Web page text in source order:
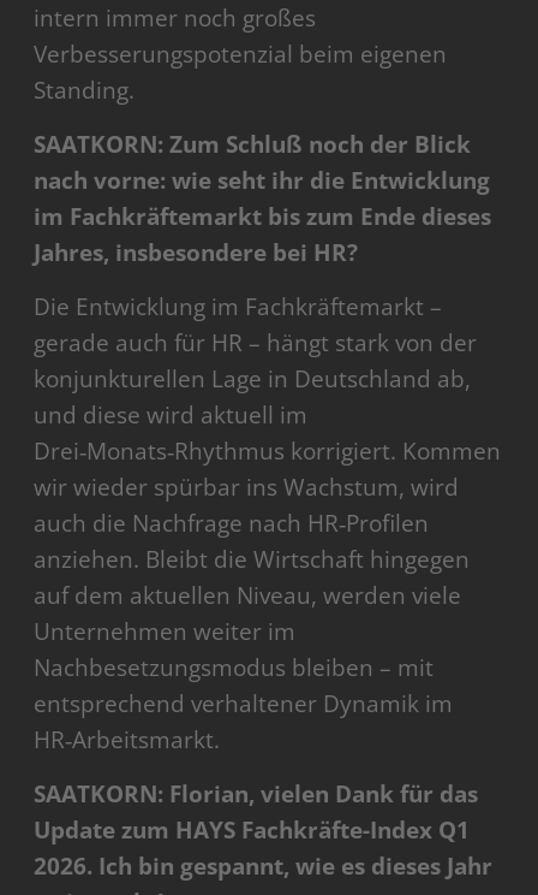
intern immer noch großes
Verbesserungspotenzial beim eigenen
Standing.
SAATKORN: Zum Schluß noch der Blick
nach vorne: wie seht ihr die Entwicklung
im Fachkräftemarkt bis zum Ende dieses
Jahres, insbesondere bei HR?
Die Entwicklung im Fachkräftemarkt –
gerade auch für HR – hängt stark von der
konjunkturellen Lage in Deutschland ab,
und diese wird aktuell im
Drei‑Monats‑Rhythmus korrigiert. Kommen
wir wieder spürbar ins Wachstum, wird
auch die Nachfrage nach HR‑Profilen
anziehen. Bleibt die Wirtschaft hingegen
auf dem aktuellen Niveau, werden viele
Unternehmen weiter im
Nachbesetzungsmodus bleiben – mit
entsprechend verhaltener Dynamik im
HR‑Arbeitsmarkt.
SAATKORN: Florian, vielen Dank für das
Update zum HAYS Fachkräfte-Index Q1
2026. Ich bin gespannt, wie es dieses Jahr